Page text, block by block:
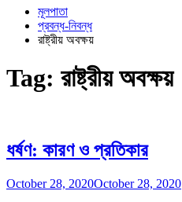
মূলপাতা
প্রবন্ধ-নিবন্ধ
রাষ্ট্রীয় অবক্ষয়
Tag: রাষ্ট্রীয় অবক্ষয়
ধর্ষণ: কারণ ও প্রতিকার
October 28, 2020October 28, 2020